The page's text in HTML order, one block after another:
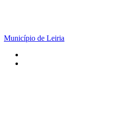
Município de Leiria